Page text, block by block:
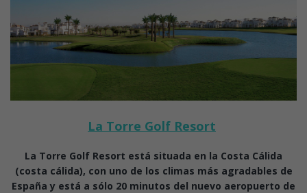
La Torre Golf Resort
La Torre Golf Resort está situada en la Costa Cálida
(costa cálida), con uno de los climas más agradables de
España y está a sólo 20 minutos del nuevo aeropuerto de